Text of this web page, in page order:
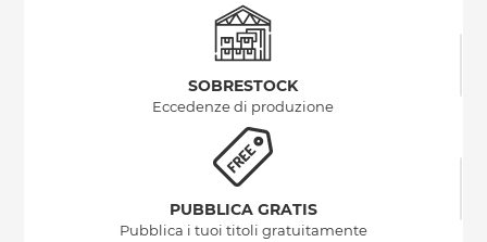
SOBRESTOCK
Eccedenze di produzione
PUBBLICA GRATIS
Pubblica i tuoi titoli gratuitamente